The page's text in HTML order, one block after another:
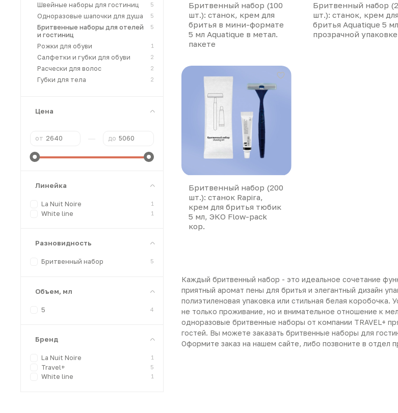
Бритвенный набор (100
шт.): станок, крем для
бритья в мини-формате
5 мл Aquatique в метал.
пакете
Бритвенный набор
шт.): станок, крем для
бритья Aquatique 5
прозрачной упаковке
Бритвенный набор (200
шт.): станок Rapira,
крем для бритья тюбик
5 мл, ЭКО Flow-pack
кор.
Каждый бритвенный набор - это идеальное сочетание
приятный аромат пены для бритья и элегантный дизайн
полиэтиленовая упаковка или стильная белая
не только проживание, но и внимательное отношение к
одноразовые бритвенные наборы от компании TRAVEL+
гостей. Вы можете заказать бритвенные наборы для
Оформите заказ на нашем сайте, либо позвоните в отдел
Швейные наборы для гостиниц 5
Одноразовые шапочки для душа 5
Бритвенные наборы для отелей
и гостиниц
5
Рожки для обуви 1
Салфетки и губки для обуви 2
Расчески для волос 2
Губки для тела 2
Цена
от до
Линейка
La Nuit Noire 1
White line 1
Разновидность
Бритвенный набор 5
Объем, мл
5 4
Бренд
La Nuit Noire 1
Travel+ 5
White line 1